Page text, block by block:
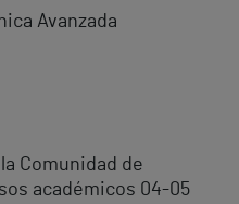
Avanzada
Comunidad de
académicos 04-05